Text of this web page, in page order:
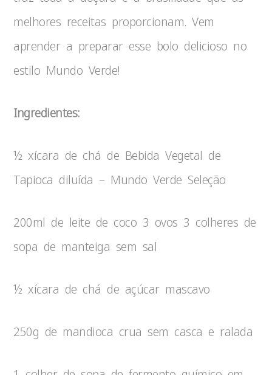
melhores receitas proporcionam. Vem
aprender a preparar esse bolo delicioso no
estilo Mundo Verde!
Ingredientes:
½ xícara de chá de Bebida Vegetal de
Tapioca diluída – Mundo Verde Seleção
200ml de leite de coco 3 ovos 3 colheres de
sopa de manteiga sem sal
½ xícara de chá de açúcar mascavo
250g de mandioca crua sem casca e ralada